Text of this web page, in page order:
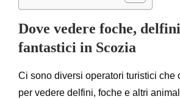
Dove vedere foche,
fantastici in Scozia
Ci sono diversi operatori turistici che
per vedere delfini, foche e altri